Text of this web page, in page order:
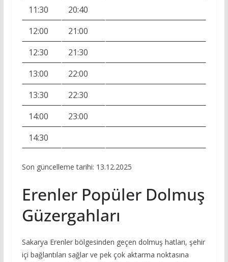
11:30
20:40
12:00
21:00
12:30
21:30
13:00
22:00
13:30
22:30
14:00
23:00
14:30
Son güncelleme tarihi: 13.12.2025
Erenler Popüler Dolmuş
Güzergahları
Sakarya Erenler bölgesinden geçen dolmuş hatları, şehir
içi bağlantıları sağlar ve pek çok aktarma noktasına